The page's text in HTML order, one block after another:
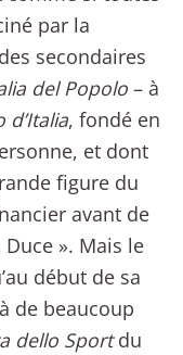
par la
secondaires
del Popolo – à
d’Italia, fondé en
et dont
figure du
avant de
». Mais le
début de sa
de beaucoup
dello Sportdu